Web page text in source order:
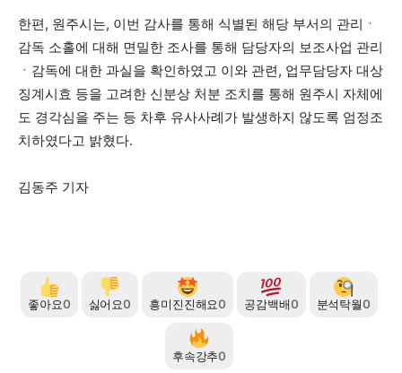
한편, 원주시는, 이번 감사를 통해 식별된 해당 부서의 관리ㆍ
감독 소홀에 대해 면밀한 조사를 통해 담당자의 보조사업 관리
ㆍ감독에 대한 과실을 확인하였고 이와 관련, 업무담당자 대상
징계시효 등을 고려한 신분상 처분 조치를 통해 원주시 자체에
도 경각심을 주는 등 차후 유사사례가 발생하지 않도록 엄정조
치하였다고 밝혔다.
김동주 기자
좋아요0 싫어요0 흥미진진해요0 공감백배0 분석탁월0
후속강추0